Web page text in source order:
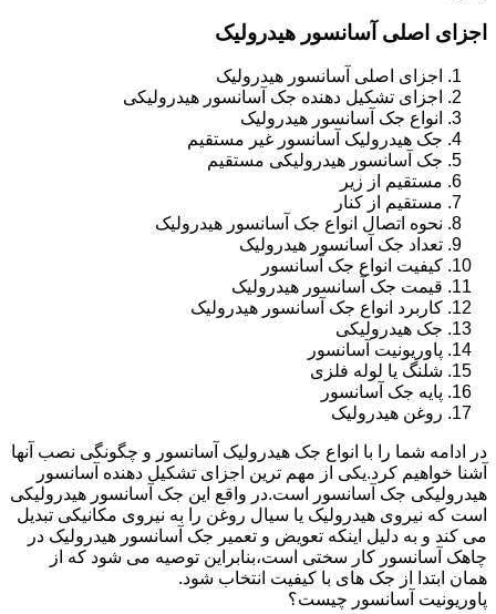
اجزای اصلی آسانسور هیدرولیک
اجزای اصلی آسانسور هیدرولیک
اجزای تشکیل دهنده جک آسانسور هیدرولیکی
انواع جک آسانسور هیدرولیک
جک هیدرولیک آسانسور غیر مستقیم
جک آسانسور هیدرولیکی مستقیم
مستقیم از زیر
مستقیم از کنار
نحوه اتصال انواع جک آسانسور هیدرولیک
تعداد جک آسانسور هیدرولیک
کیفیت انواع جک آسانسور
قیمت جک آسانسور هیدرولیک
کاربرد انواع جک آسانسور هیدرولیک
جک هیدرولیکی
پاوریونیت آسانسور
شلنگ یا لوله فلزی
پایه جک آسانسور
روغن هیدرولیک
در ادامه شما را با انواع جک هیدرولیک آسانسور و چگونگی نصب آنها
آشنا خواهیم کرد.یکی از مهم ترین اجزای تشکیل دهنده آسانسور
هیدرولیکی جک آسانسور است.در واقع این جک آسانسور هیدرولیکی
است که نیروی هیدرولیک یا سیال روغن را به نیروی مکانیکی تبدیل
می کند و به دلیل اینکه تعویض و تعمیر جک آسانسور هیدرولیک در
چاهک آسانسور کار سختی است،بنابراین توصیه می شود که از
همان ابتدا از جک های با کیفیت انتخاب شود.
پاوریونیت آسانسور چیست؟